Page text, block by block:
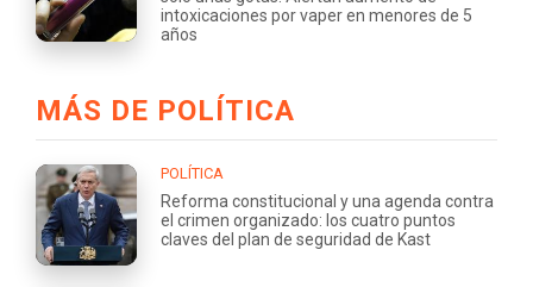
intoxicaciones por vaper en menores de 5
años
MÁS DE POLÍTICA
POLÍTICA
Reforma constitucional y una agenda contra
el crimen organizado: los cuatro puntos
claves del plan de seguridad de Kast